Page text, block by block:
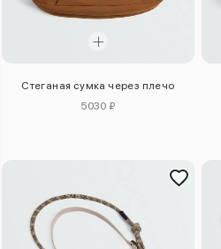
Стеганая сумка через плечо
5030 ₽